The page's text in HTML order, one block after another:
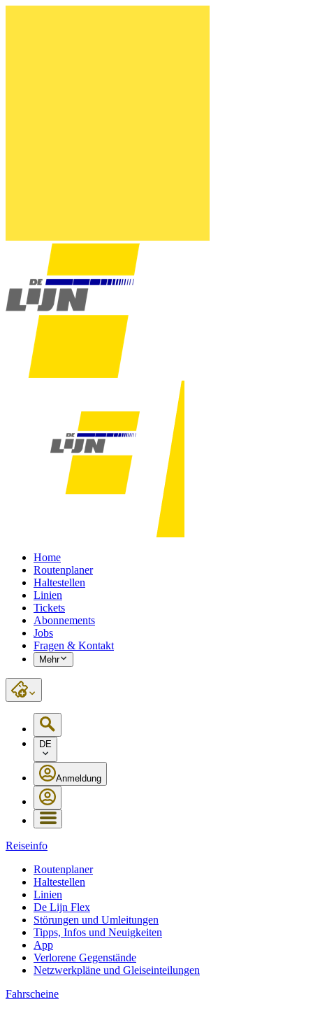
Home
Routenplaner
Haltestellen
Linien
Tickets
Abonnements
Jobs
Fragen & Kontakt
Mehr
DE
Anmeldung
Reiseinfo
Routenplaner
Haltestellen
Linien
De Lijn Flex
Störungen und Umleitungen
Tipps, Infos und Neuigkeiten
App
Verlorene Gegenstände
Netzwerkpläne und Gleiseinteilungen
Fahrscheine